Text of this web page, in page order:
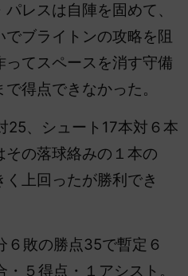
レスは自陣を固めて、
ブライトンの攻略を阻
ってスペースを消す守備
得点できなかった。
、シュート17本対６本
その落球絡みの１本の
上回ったが勝利でき
敗の勝点35で暫定６
５得点・１アシスト。